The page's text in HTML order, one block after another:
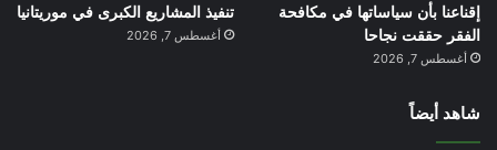
إقناعنا بأن سياساتها في مكافحة
الفقر حققت نجاحا
أغسطس 7, 2026
تنفيذ المشاريع الكبرى في موريتانيا
أغسطس 7, 2026
شاهد أيضاً